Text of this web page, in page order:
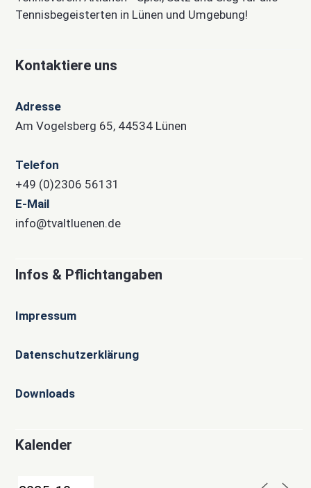
Tennisbegeisterten in Lünen und Umgebung!
Kontaktiere uns
Adresse
Am Vogelsberg 65, 44534 Lünen
Telefon
+49 (0)2306 56131
E-Mail
info@tvaltluenen.de
Infos & Pflichtangaben
Impressum
Datenschutzerklärung
Downloads
Kalender